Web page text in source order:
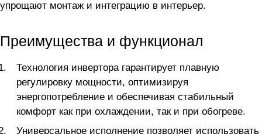
упрощают монтаж и интеграцию в интерьер.
Преимущества и функционал
Технология инвертора гарантирует плавную
регулировку мощности, оптимизируя
энергопотребление и обеспечивая стабильный
комфорт как при охлаждении, так и при обогреве.
Универсальное исполнение позволяет использовать